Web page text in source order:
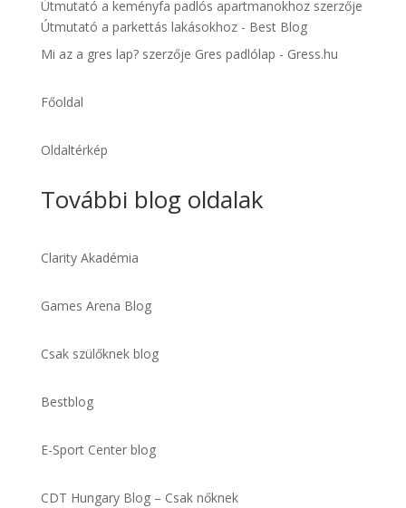
Útmutató a keményfa padlós apartmanokhozszerzője
Útmutató a parkettás lakásokhoz - Best Blog
Mi az a gres lap?szerzője Gres padlólap - Gress.hu
Főoldal
Oldaltérkép
További blog oldalak
Clarity Akadémia
Games Arena Blog
Csak szülőknek blog
Bestblog
E-Sport Center blog
CDT Hungary Blog – Csak nőknek